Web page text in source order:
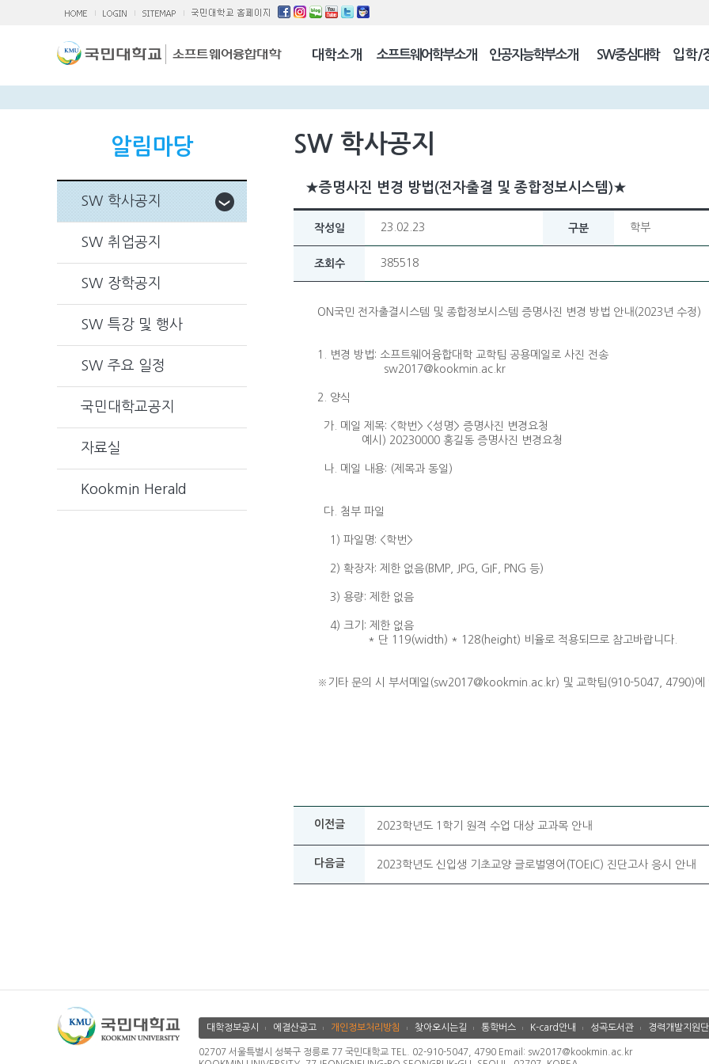
대학소개
소융대Q/A
찾아오시는 길 소프트웨어학부소개 인공지능학부소개 SW중심대학 입학/
알림마당
SW 학사공지
SW 취업공지
SW 장학공지
SW 특강 및 행사
SW 주요 일정
국민대학교공지
자료실
Kookmin Herald
SW 학사공지
★증명사진 변경 방법(전자출결 및 종합정보시스템)★
작성일 23.02.23 구분 학부
조회수 385518
ON국민 전자출결시스템 및 종합정보시스템 증명사진 변경 방법 안내(2023년 수정)
1. 변경 방법: 소프트웨어융합대학 교학팀 공용메일로 사진 전송
sw2017@kookmin.ac.kr
2. 양식
가. 메일 제목: <학번> <성명> 증명사진 변경요청
예시) 20230000 홍길동 증명사진 변경요청
나. 메일 내용: (제목과 동일)
다. 첨부 파일
1) 파일명: <학번>
2) 확장자: 제한 없음(BMP, JPG, GIF, PNG 등)
3) 용량: 제한 없음
4) 크기: 제한 없음
* 단 119(width) * 128(height) 비율로 적용되므로 참고바랍니다.
※기타 문의 시 부서메일(sw2017@kookmin.ac.kr) 및 교학팀(910-5047, 4790)에
이전글 2023학년도 1학기 원격 수업 대상 교과목 안내
다음글 2023학년도 신입생 기초교양 글로벌영어(TOEIC) 진단고사 응시 안내
대학정보공시 에결산공고 개인정보처리방침 찾아오시는길 통학버스 K-card안내 성곡도서관 경력개발지원단
02707 서울특별시 성북구 정릉로 77 국민대학교 TEL. 02-910-5047, 4790 Email: sw2017@kookmin.ac.kr